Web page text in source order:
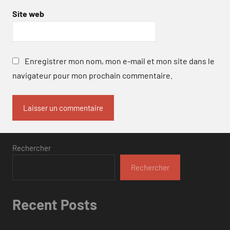
Site web
Enregistrer mon nom, mon e-mail et mon site dans le
navigateur pour mon prochain commentaire.
Rechercher
Rechercher
Recent Posts